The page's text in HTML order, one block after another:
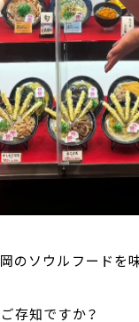
のソウルフードを
存知ですか？